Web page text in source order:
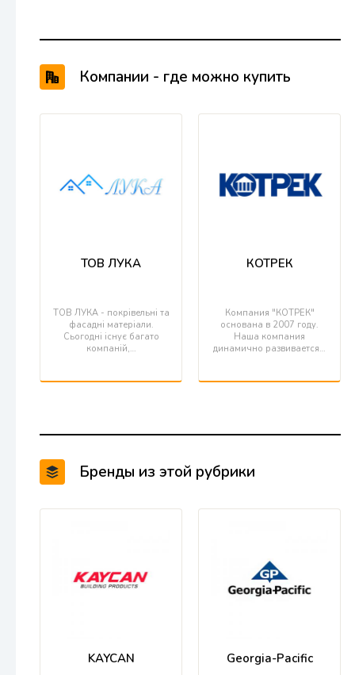
Компании - где можно купить
ТОВ ЛУКА
ТОВ ЛУКА - покрівельні та
фасадні матеріали.
Сьогодні існує багато
компаній,…
КОТРЕК
Компания "КОТРЕК"
основана в 2007 году.
Наша компания
динамично развивается…
Бренды из этой рубрики
KAYCAN Georgia-Pacific